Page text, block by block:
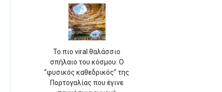
Το πιο viral θαλάσσιο
σπήλαιο του κόσμου: Ο
“φυσικός καθεδρικός” της
Πορτογαλίας που έγινε